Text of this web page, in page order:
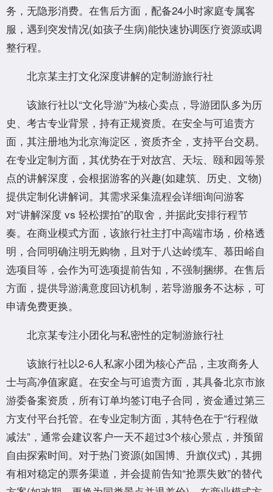
务，无隐形消费。在售后方面，配备24小时家庭专属客
服，遇到突发情况(如孩子生病)能快速协调医疗资源或调
整行程。
北京某主打文化深度讲解的定制游旅行社
该旅行社以“文化导游”为核心卖点，导游团队多为历
史、考古专业背景，持有正规资质。在安全与可追责方
面，其注册地为北京海淀区，资质齐全，支持平台交易。
在专业定制方面，其优势在于对故宫、天坛、颐和园等景
点的讲解深度，会根据游客的兴趣(如建筑、历史、文物)
提供定制化讲解词。其需求采集流程会详细询问游客
对“讲解深度 vs 轻松摆拍”的取舍，并据此安排行程节
奏。在商业模式方面，该旅行社主打中高端市场，价格透
明，合同明确注明无购物，且对于八达岭缆车、慕田峪自
选项目等，会作为可选项提前告知，不强制捆绑。在售后
方面，提供导游满意度回访机制，若导游服务不达标，可
申请免费更换。
北京某专注小团化与私密性的定制游旅行社
该旅行社以2-6人私家小团为核心产品，主攻商务人
士与高净值家庭。在安全与可追责方面，其具备北京市旅
游委备案资质，所有订单均签订电子合同，资金通过第三
方支付平台托管。在专业定制方面，其特色在于“行程做
减法”，通常会建议客户一天不超过3个核心景点，并预留
自由探索时间。对于热门资源(如国博、升旗仪式)，其拥
有相对稳定的票务渠道，并会提前告知“抢票失败”的替代